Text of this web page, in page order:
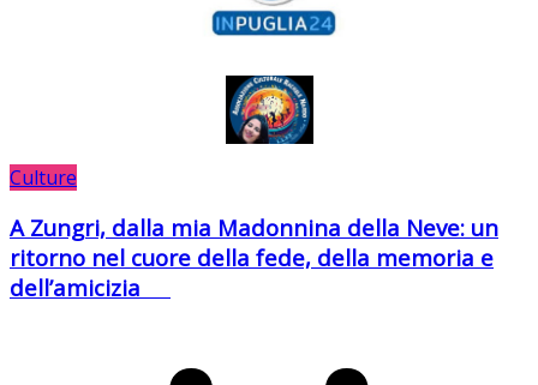
Culture
A Zungri, dalla mia Madonnina della Neve: un
ritorno nel cuore della fede, della memoria e
dell’amicizia